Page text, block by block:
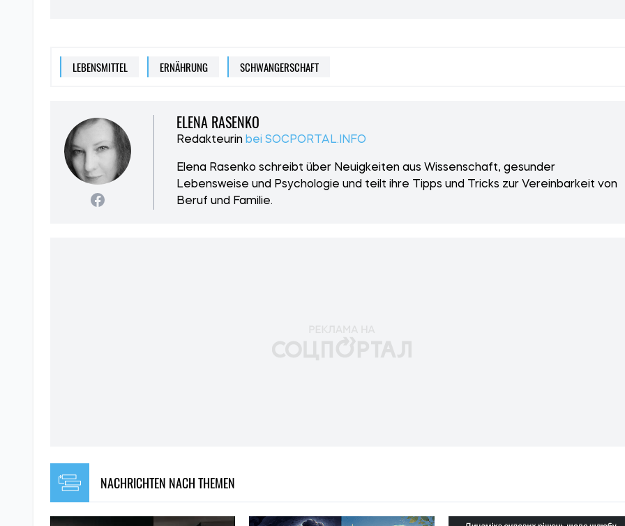
LEBENSMITTEL ERNÄHRUNG SCHWANGERSCHAFT
ELENA RASENKO
Redakteurin bei SOCPORTAL.INFO
Elena Rasenko schreibt über Neuigkeiten aus Wissenschaft, gesunder
Lebensweise und Psychologie und teilt ihre Tipps und Tricks zur Vereinbarkeit von
Beruf und Familie.
NACHRICHTEN NACH THEMEN